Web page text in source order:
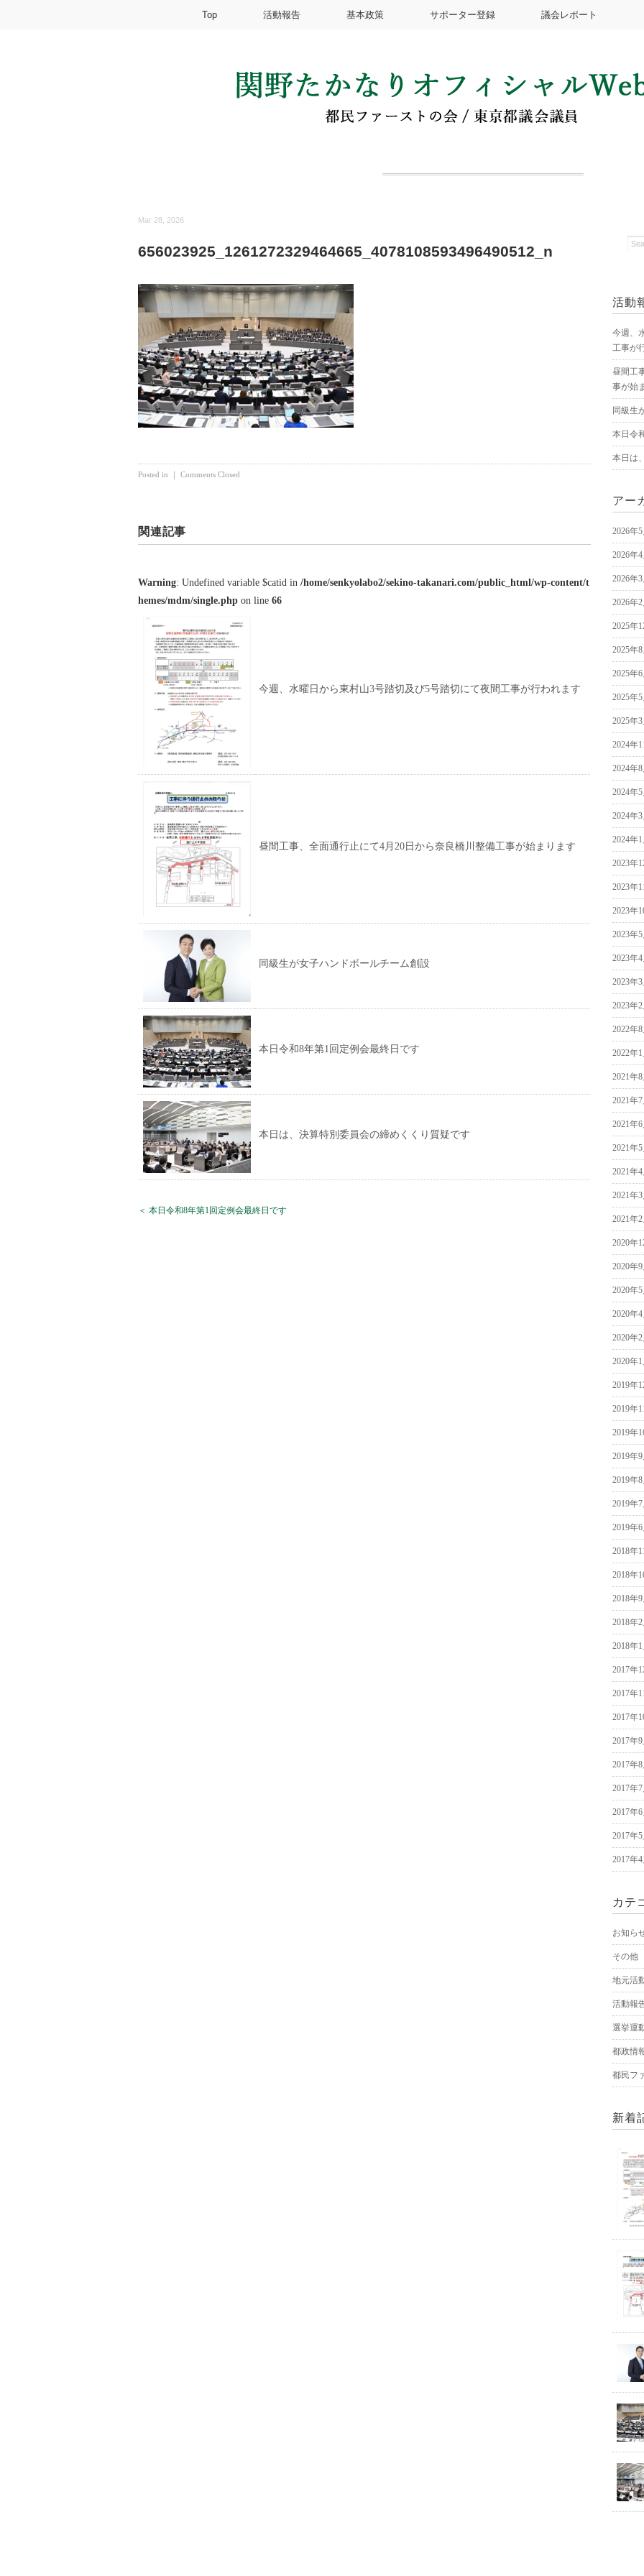
Top 活動報告 基本政策 サポーター登録 議会レポート
Mar 28, 2026
656023925_1261272329464665_4078108593496490512_n
Posted in ｜ Comments Closed
関連記事
Warning: Undefined variable $catid in /home/senkyolabo2/sekino-takanari.com/public_html/wp-content/t
hemes/mdm/single.php on line 66
今週、水曜日から東村山3号踏切及び5号踏切にて夜間工事が行われます
昼間工事、全面通行止にて4月20日から奈良橋川整備工事が始まります
同級生が女子ハンドボールチーム創設
本日令和8年第1回定例会最終日です
本日は、決算特別委員会の締めくくり質疑です
＜ 本日令和8年第1回定例会最終日です
活動
今週、
工事が
昼間工
事が始
同級生
本日令
本日は
アー
2026年5
2026年4
2026年3
2026年2
2025年
2025年8
2025年6
2025年5
2025年3
2024年
2024年8
2024年5
2024年3
2024年1
2023年
2023年
2023年
2023年5
2023年4
2023年3
2023年2
2022年8
2022年1
2021年8
2021年7
2021年6
2021年5
2021年4
2021年3
2021年2
2020年
2020年9
2020年5
2020年4
2020年2
2020年1
2019年
2019年
2019年
2019年9
2019年8
2019年7
2019年6
2018年
2018年
2018年9
2018年2
2018年1
2017年
2017年
2017年
2017年9
2017年8
2017年7
2017年6
2017年5
2017年4
カテ
お知ら
その他
地元活
活動報
選挙運
都政情
都民フ
新着